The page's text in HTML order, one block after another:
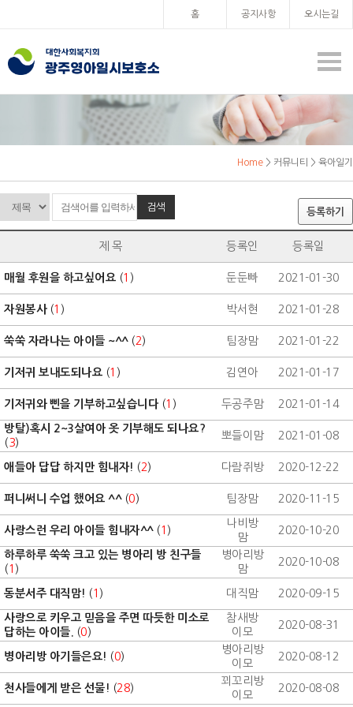
홈 공지사항 오시는길
Home > 커뮤니티 > 육아일기
검색 등록하기
제 목 등록인 등록일
매월 후원을 하고싶어요 (1 ) 둔둔빠 2021-01-30
자원봉사(1 ) 박서현 2021-01-28
쑥쑥 자라나는 아이들 ~^^(2) 팀장맘 2021-01-22
기저귀 보내도되나요 (1 ) 김연아 2021-01-17
기저귀와 삔을 기부하고싶습니다 (1 ) 두공주맘 2021-01-14
방탈)혹시 2~3살여아 옷 기부해도 되나요?
( 3)
뽀들이맘 2021-01-08
애들아 답답 하지만 힘내자! (2) 다람쥐방 2020-12-22
퍼니써니 수업 했어요 ^^(0) 팀장맘 2020-11-15
사랑스런 우리 아이들 힘내자^^(1 )
나비방
맘
2020-10-20
하루하루 쑥쑥 크고 있는 병아리 방 친구들
(1 )
병아리방
맘
2020-10-08
동분서주 대직맘! (1 ) 대직맘 2020-09-15
사랑으로 키우고 믿음을 주면 따듯한 미소로
답하는 아이들.
(0)
참새방
이모
2020-08-31
병아리방 아기들은요! (0)
병아리방
이모
2020-08-12
천사들에게 받은 선물! (28)
꾀꼬리방
이모
2020-08-08